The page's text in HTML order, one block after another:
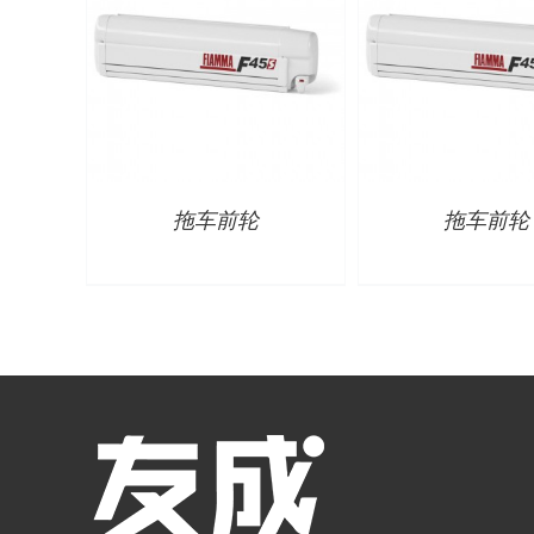
拖车前轮 拖车前轮